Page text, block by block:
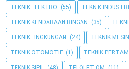
TEKNIK ELEKTRO (55) TEKNIK INDUSTRI
TEKNIK KENDARAAN RINGAN (35)
TEKNIK LINGKUNGAN (24) TEKNIK MESIN
TEKNIK OTOMOTIF (1) TEKNIK